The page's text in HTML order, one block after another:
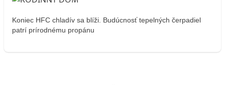
Koniec HFC chladív sa blíži. Budúcnosť tepelných čerpadiel
patrí prírodnému propánu